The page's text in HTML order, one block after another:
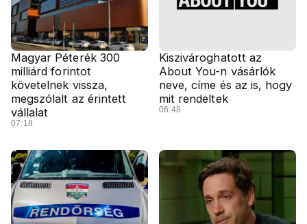
Magyar Péterék 300
milliárd forintot
követelnek vissza,
megszólalt az érintett
vállalat
07:18
Kiszivároghatott az
About You-n vásárlók
neve, címe és az is, hogy
mit rendeltek
06:48